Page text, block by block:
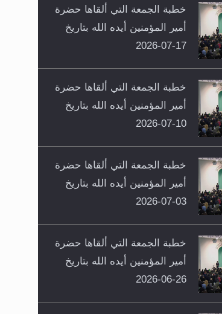
خطبة الجمعة التي ألقاها حضرة
أمير المؤمنين أيده الله بتاريخ
17-07-2026
خطبة الجمعة التي ألقاها حضرة
أمير المؤمنين أيده الله بتاريخ
10-07-2026
خطبة الجمعة التي ألقاها حضرة
أمير المؤمنين أيده الله بتاريخ
03-07-2026
خطبة الجمعة التي ألقاها حضرة
أمير المؤمنين أيده الله بتاريخ
26-06-2026